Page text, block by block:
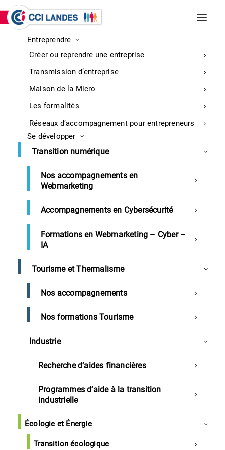
Entreprendre
Créer ou reprendre une entreprise
Transmission d’entreprise
Maison de la Micro
Les formalités
Réseaux d’accompagnement pour entrepreneurs
Se développer
Transition numérique
Nos accompagnements en
Webmarketing
Accompagnements en Cybersécurité
Formations en Webmarketing – Cyber –
IA
Tourisme et Thermalisme
Nos accompagnements
Nos formations Tourisme
Industrie
Recherche d’aides financières
Programmes d’aide à la transition
industrielle
Écologie et Énergie
Transition écologique
INCENDIES DE BISCARROSSE ET
PARENTIS-EN-BORN
informations sur la mobilisation
Accueil Revue de presse 30 septembre 2022
Notre Revue de presse du 30
Sommaire
CCI des Landes
Game national IFAG de rentrée
Landes
Mecadaq intègre la Boeing French Tech
Murfy se développe dans les Landes
Maïsadour
Thermes face à la crise énergétique dans les